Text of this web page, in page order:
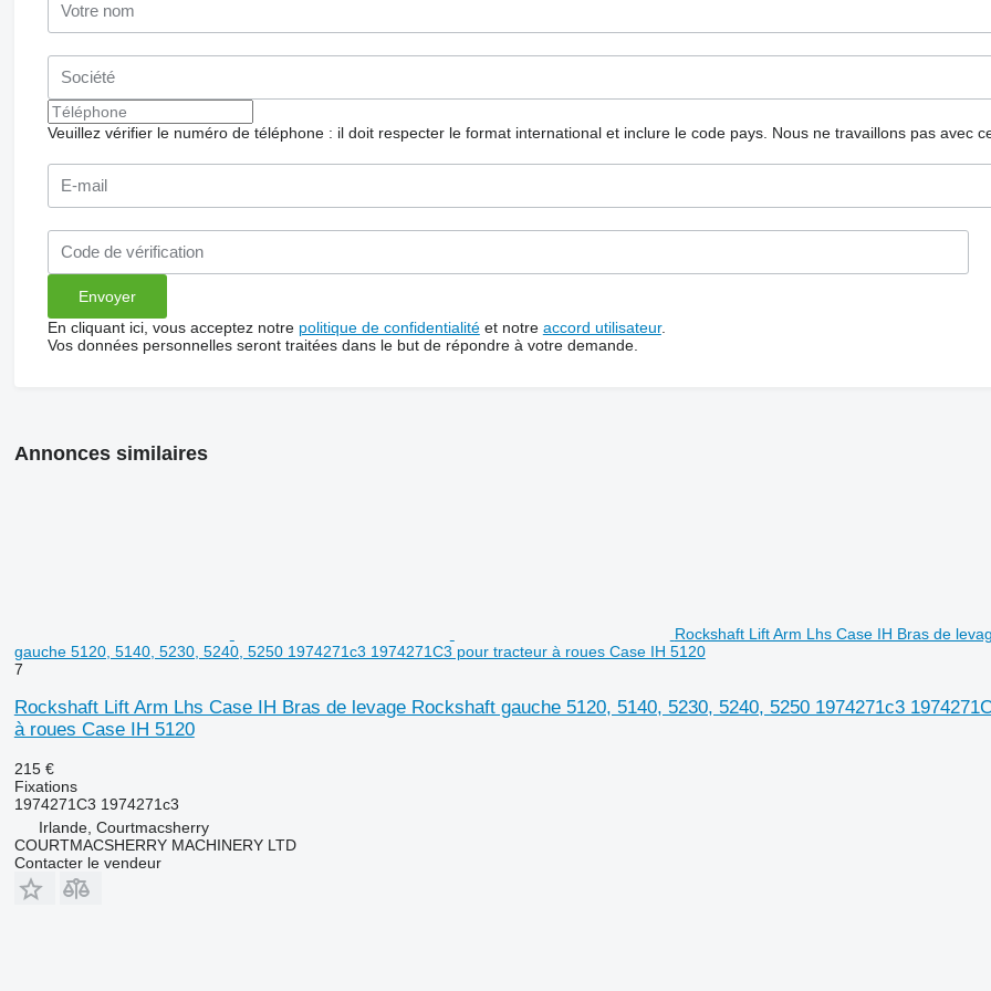
Veuillez vérifier le numéro de téléphone : il doit respecter le format international et inclure le code pays. Nous ne travaillons pas avec
En cliquant ici, vous acceptez notre politique de confidentialitéet notre accord utilisateur.
Vos données personnelles seront traitées dans le but de répondre à votre demande.
Annonces similaires
Rockshaft Lift Arm Lhs Case IH Bras de
gauche 5120, 5140, 5230, 5240, 5250 1974271c3 1974271C3 pour tracteur à roues Case IH 5120
7
Rockshaft Lift Arm Lhs Case IH Bras de levage Rockshaft gauche 5120, 5140, 5230, 5240, 5250 1974271c3
à roues Case IH 5120
215 €
Fixations
1974271C3 1974271c3
Irlande, Courtmacsherry
COURTMACSHERRY MACHINERY LTD
Contacter le vendeur